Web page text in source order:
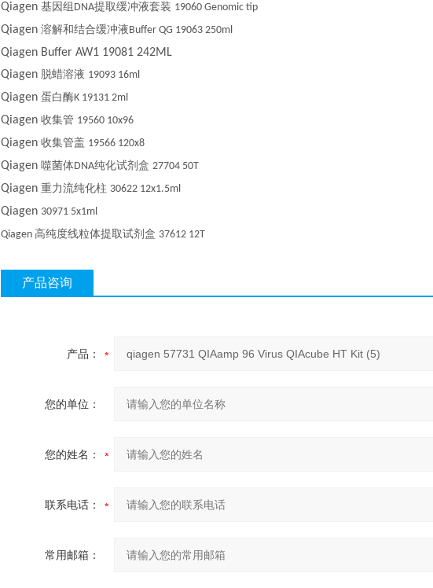
Qiagen 基因组 DNA提取缓冲液套装 19060 Genomic tip
Qiagen 溶解和结合缓冲液Buffer QG 19063 250ml
Qiagen Buffer AW1 19081 242ML
Qiagen 脱蜡溶液 19093 16ml
Qiagen 蛋白酶K 19131 2ml
Qiagen 收集管 19560 10x96
Qiagen 收集管盖 19566 120x8
Qiagen 噬菌体DNA纯化试剂盒 27704 50T
Qiagen 重力流纯化柱 30622 12x1.5ml
Qiagen 30971 5x1ml
Qiagen 高纯度线粒体提取试剂盒 37612 12T
产品咨询
产品：
您的单位：
您的姓名：
联系电话：
常用邮箱：